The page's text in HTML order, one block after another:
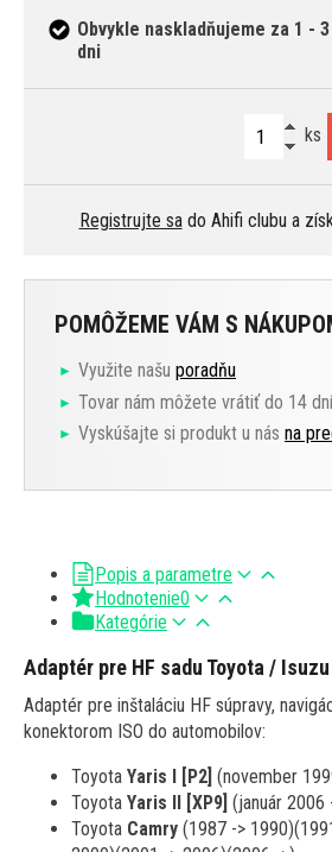
Obvykle naskladňujeme za 1 - 3
dni
ks
Registrujte sado Ahifi clubu a
POMÔŽEME VÁM S
Využite našu poradňu
Tovar nám môžete vrátiť do 14 dní
Vyskúšajte si produkt u nás na
Popis a parametre
Hodnotenie0
Kategórie
Adaptér pre HF sadu Toyota /
Adaptér pre inštaláciu HF súpravy,
konektorom ISO do automobilov:
Toyota Yaris I [P2] (november
Toyota Yaris II [XP9] (január 2006
Toyota Camry (1987 ->